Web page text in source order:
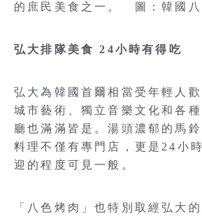
的庶民美食之一。 圖：韓國八
弘大排隊美食 24小時有得吃
弘大為韓國首爾相當受年輕人
城市藝術、獨立音樂文化和各
廳也滿滿皆是。湯頭濃郁的馬
料理不僅有專門店，更是24小
迎的程度可見一般。
「八色烤肉」也特別取經弘大